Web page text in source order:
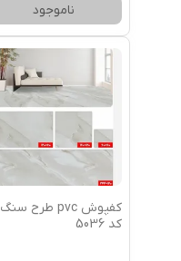
ناموجود
کفپوش pvc طرح سنگ
کد 5036